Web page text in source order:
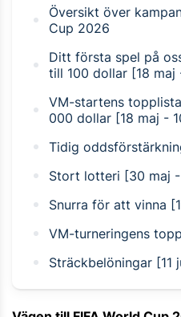
Översikt över
Cup 2026
Ditt första spel på
till 100 dollar [18 maj
VM-startens
000 dollar [18 maj -
Tidig
Stort lotteri [30 maj
Snurra för att vinna
VM-turneringens
Sträckbelöningar [11